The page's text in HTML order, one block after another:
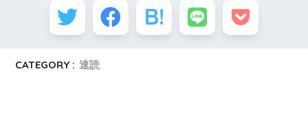
CATEGORY : 速読